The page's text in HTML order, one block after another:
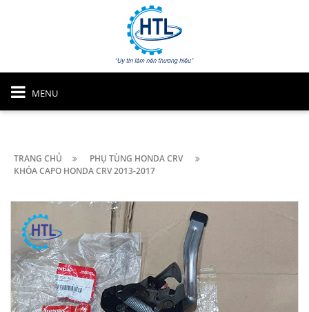
MENU
TRANG CHỦ
PHỤ TÙNG HONDA CRV
KHÓA CAPO HONDA CRV 2013-2017